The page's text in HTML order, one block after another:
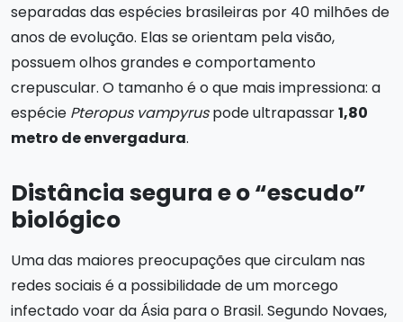
separadas das espécies brasileiras por 40 milhões de
anos de evolução. Elas se orientam pela visão,
possuem olhos grandes e comportamento
crepuscular. O tamanho é o que mais impressiona: a
espécie Pteropus vampyruspode ultrapassar1,80
metro de envergadura.
Distância segura e o “escudo”
biológico
Uma das maiores preocupações que circulam nas
redes sociais é a possibilidade de um morcego
infectado voar da Ásia para o Brasil. Segundo Novaes,